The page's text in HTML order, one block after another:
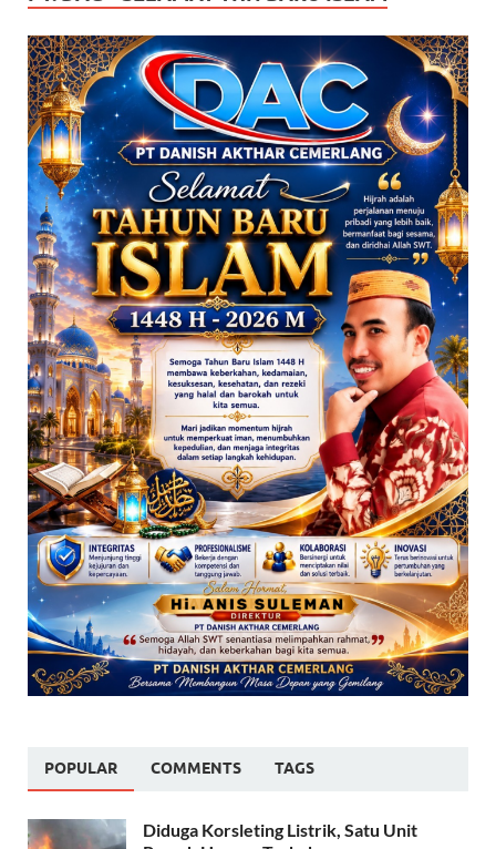
POPULAR COMMENTS TAGS
Diduga Korsleting Listrik, Satu Unit